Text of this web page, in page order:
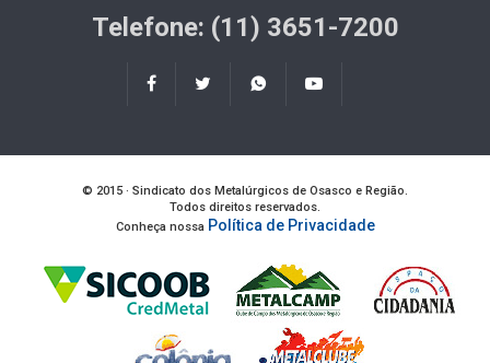
Telefone: (11) 3651-7200
© 2015 · Sindicato dos Metalúrgicos de Osasco e Região.
Todos direitos reservados.
Conheça nossa Política de Privacidade